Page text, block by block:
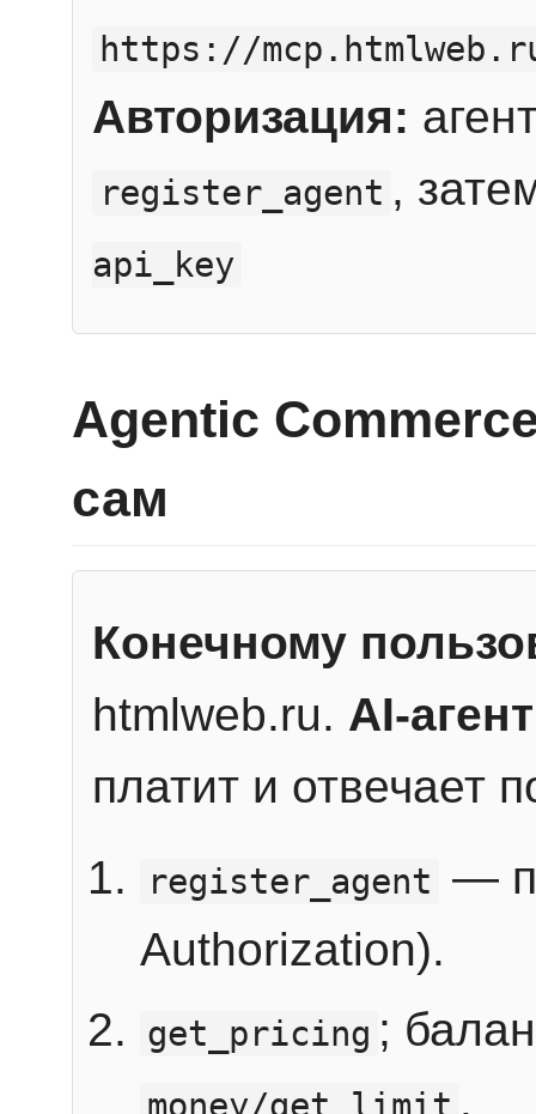
https://
Авторизация:
register_agent ,
api_key
Agentic
сам
Конечному
htmlweb.ru. AI-агент
платит и отвечает
register_agent —
Authorization).
get_pricing ;
.